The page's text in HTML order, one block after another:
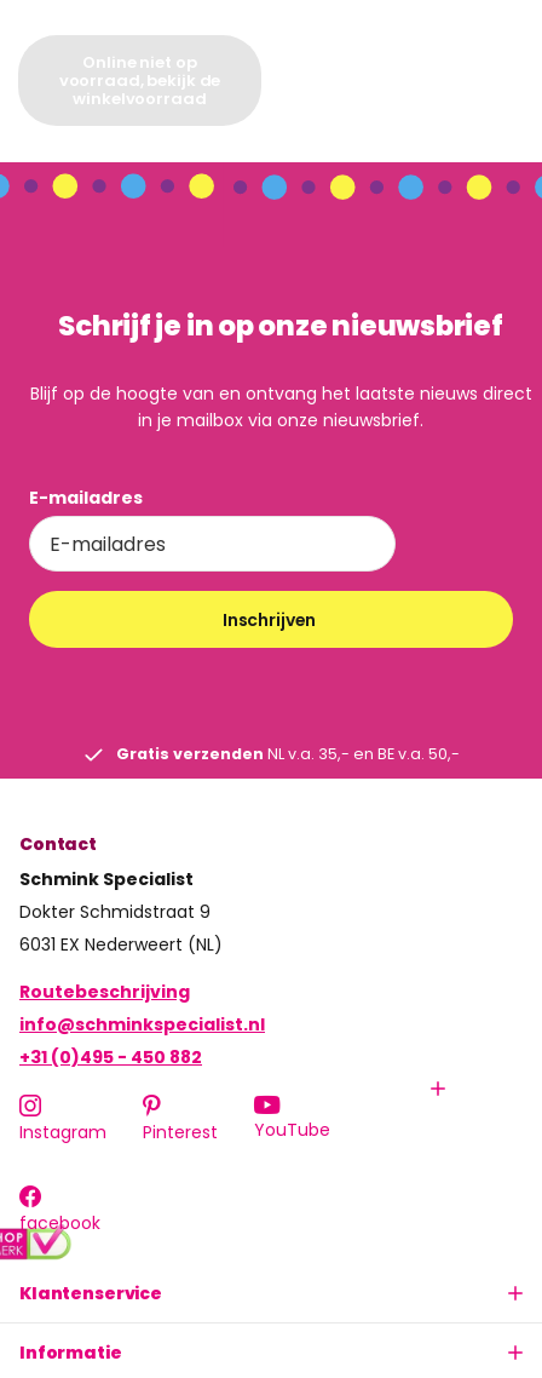
Online niet op
voorraad, bekijk de
winkelvoorraad
Schrijf je in op onze nieuwsbrief
Blijf op de hoogte van en ontvang het laatste nieuws direct
in je mailbox via onze nieuwsbrief.
E-mailadres
Inschrijven
Gratis verzenden NL v.a. 35,- en BE v.a. 50,-
Klantenservice
Informatie
Contact
Schmink Specialist
Dokter Schmidstraat 9
6031 EX Nederweert (NL)
Routebeschrijving
info@schminkspecialist.nl
+31 (0)495 - 450 882
Instagram Pinterest YouTube
facebook